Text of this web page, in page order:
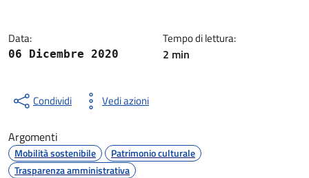
Data:
06 Dicembre 2020
Tempo di lettura:
2 min
Condividi Vedi azioni
Argomenti
Mobilità sostenibile
Patrimonio culturale
Trasparenza amministrativa